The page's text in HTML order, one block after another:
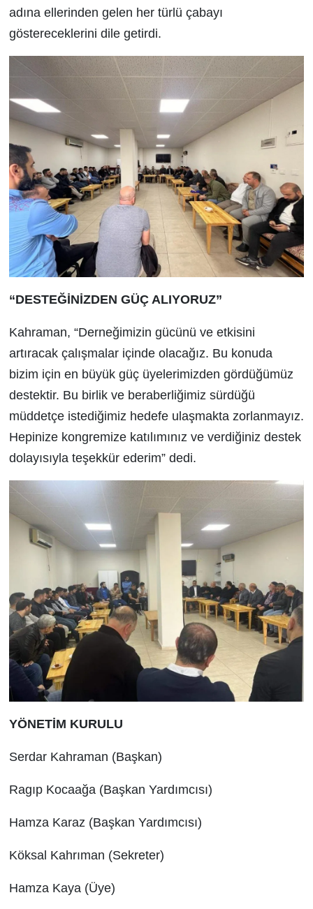
adına ellerinden gelen her türlü çabayı
göstereceklerini dile getirdi.
“DESTEĞİNİZDEN GÜÇ ALIYORUZ”
Kahraman, “Derneğimizin gücünü ve etkisini
artıracak çalışmalar içinde olacağız. Bu konuda
bizim için en büyük güç üyelerimizden gördüğümüz
destektir. Bu birlik ve beraberliğimiz sürdüğü
müddetçe istediğimiz hedefe ulaşmakta zorlanmayız.
Hepinize kongremize katılımınız ve verdiğiniz destek
dolayısıyla teşekkür ederim” dedi.
YÖNETİM KURULU
Serdar Kahraman (Başkan)
Ragıp Kocaağa (Başkan Yardımcısı)
Hamza Karaz (Başkan Yardımcısı)
Köksal Kahrıman (Sekreter)
Hamza Kaya (Üye)